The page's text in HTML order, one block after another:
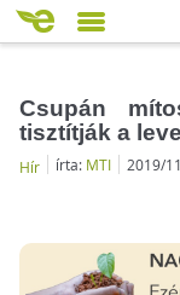
Csupán
tisztítják a
Hír írta: MTI 2019/